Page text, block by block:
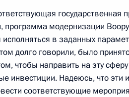
года, 14:00 Московская область,
2010 года, понедельник
изменяющий или
государственная
программа модернизации
в заданных
долго говорили, было
чтобы направить на эту сферу
инвестиции. Надеюсь, что эти
соответствующие